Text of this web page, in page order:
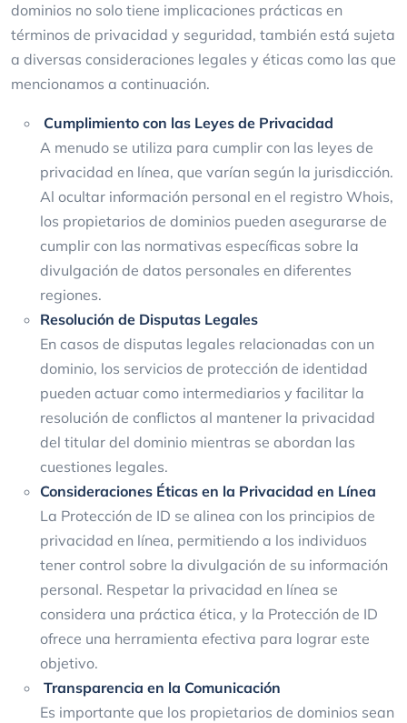
dominios no solo tiene implicaciones prácticas en
términos de privacidad y seguridad, también está sujeta
a diversas consideraciones legales y éticas como las que
mencionamos a continuación.
Cumplimiento con las Leyes de Privacidad
A menudo se utiliza para cumplir con las leyes de
privacidad en línea, que varían según la jurisdicción.
Al ocultar información personal en el registro Whois,
los propietarios de dominios pueden asegurarse de
cumplir con las normativas específicas sobre la
divulgación de datos personales en diferentes
regiones.
Resolución de Disputas Legales
En casos de disputas legales relacionadas con un
dominio, los servicios de protección de identidad
pueden actuar como intermediarios y facilitar la
resolución de conflictos al mantener la privacidad
del titular del dominio mientras se abordan las
cuestiones legales.
Consideraciones Éticas en la Privacidad en Línea
La Protección de ID se alinea con los principios de
privacidad en línea, permitiendo a los individuos
tener control sobre la divulgación de su información
personal. Respetar la privacidad en línea se
considera una práctica ética, y la Protección de ID
ofrece una herramienta efectiva para lograr este
objetivo.
Transparencia en la Comunicación
Es importante que los propietarios de dominios sean